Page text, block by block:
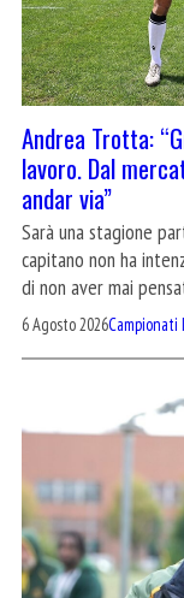
Andrea Trotta:
lavoro. Dal
andar via”
Sarà una stagione
capitano non ha
di non aver mai
6 Agosto 2026Campionati